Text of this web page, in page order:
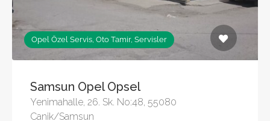
Opel Özel Servis, Oto Tamir, Servisler
Samsun Opel Opsel
Yenimahalle, 26. Sk. No:48, 55080
Canik/Samsun